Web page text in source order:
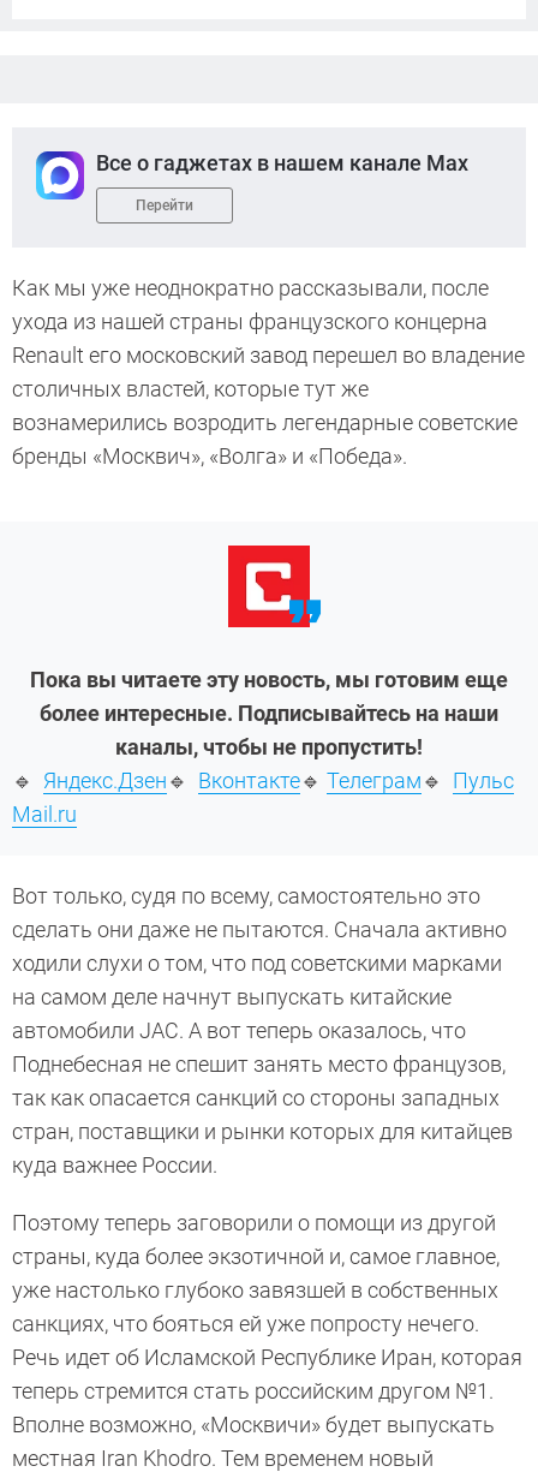
Все о гаджетах в нашем канале Max
Перейти
Как мы уже неоднократно рассказывали, после
ухода из нашей страны французского концерна
Renault его московский завод перешел во владение
столичных властей, которые тут же
вознамерились возродить легендарные советские
бренды «Москвич», «Волга» и «Победа».
Пока вы читаете эту новость, мы готовим еще
более интересные. Подписывайтесь на наши
каналы, чтобы не пропустить!
🔹 Яндекс.Дзен🔹 Вконтакте🔹 Телеграм🔹 Пульс
Mail.ru
Вот только, судя по всему, самостоятельно это
сделать они даже не пытаются. Сначала активно
ходили слухи о том, что под советскими марками
на самом деле начнут выпускать китайские
автомобили JAC. А вот теперь оказалось, что
Поднебесная не спешит занять место французов,
так как опасается санкций со стороны западных
стран, поставщики и рынки которых для китайцев
куда важнее России.
Поэтому теперь заговорили о помощи из другой
страны, куда более экзотичной и, самое главное,
уже настолько глубоко завязшей в собственных
санкциях, что бояться ей уже попросту нечего.
Речь идет об Исламской Республике Иран, которая
теперь стремится стать российским другом №1.
Вполне возможно, «Москвичи» будет выпускать
местная Iran Khodro. Тем временем новый